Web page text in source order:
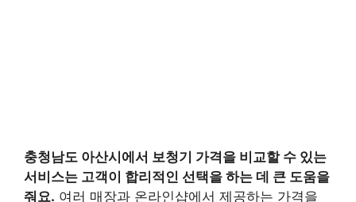
충청남도 아산시에서 보청기 가격을 비교할 수 있는
서비스는 고객이 합리적인 선택을 하는 데 큰 도움을
줘요. 여러 매장과 온라인샵에서 제공하는 가격을